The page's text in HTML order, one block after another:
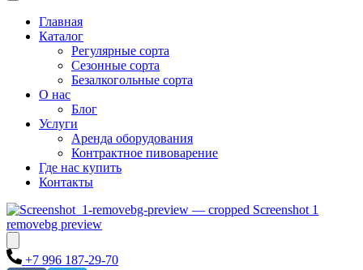
Главная
Каталог
Регулярные сорта
Сезонные сорта
Безалкогольные сорта
О нас
Блог
Услуги
Аренда оборудования
Контрактное пивоварение
Где нас купить
Контакты
‎+7 996 187-29-70